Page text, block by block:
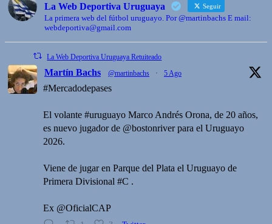
La Web Deportiva Uruguaya Seguir
La primera web del fútbol uruguayo. Por @martinbachs E mail:
webdeportiva@gmail.com
La Web Deportiva Uruguaya Retuiteado
Martín Bachs @martinbachs · 5 Ago
#Mercadodepases
El volante #uruguayo Marco Andrés Orona, de 20 años,
es nuevo jugador de @bostonriver para el Uruguayo
2026.
Viene de jugar en Parque del Plata el Uruguayo de
Primera Divisional #C .
Ex @OficialCAP